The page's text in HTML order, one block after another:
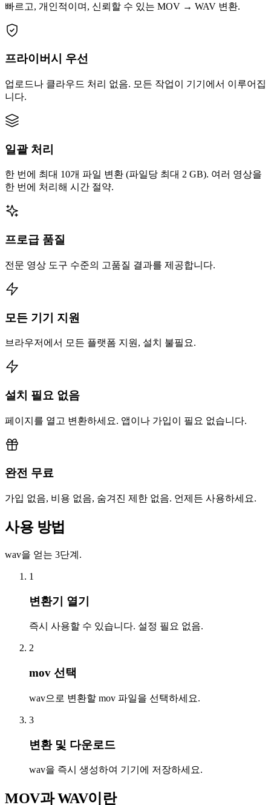
빠르고, 개인적이며, 신뢰할 수 있는 MOV → WAV 변환.
프라이버시 우선
업로드나 클라우드 처리 없음. 모든 작업이 기기에서 이루어집
니다.
일괄 처리
한 번에 최대 10개 파일 변환 (파일당 최대 2 GB). 여러 영상을
한 번에 처리해 시간 절약.
프로급 품질
전문 영상 도구 수준의 고품질 결과를 제공합니다.
모든 기기 지원
브라우저에서 모든 플랫폼 지원, 설치 불필요.
설치 필요 없음
페이지를 열고 변환하세요. 앱이나 가입이 필요 없습니다.
완전 무료
가입 없음, 비용 없음, 숨겨진 제한 없음. 언제든 사용하세요.
사용 방법
wav을 얻는 3단계.
1
변환기 열기
즉시 사용할 수 있습니다. 설정 필요 없음.
2
mov 선택
wav으로 변환할 mov 파일을 선택하세요.
3
변환 및 다운로드
wav을 즉시 생성하여 기기에 저장하세요.
MOV과 WAV이란